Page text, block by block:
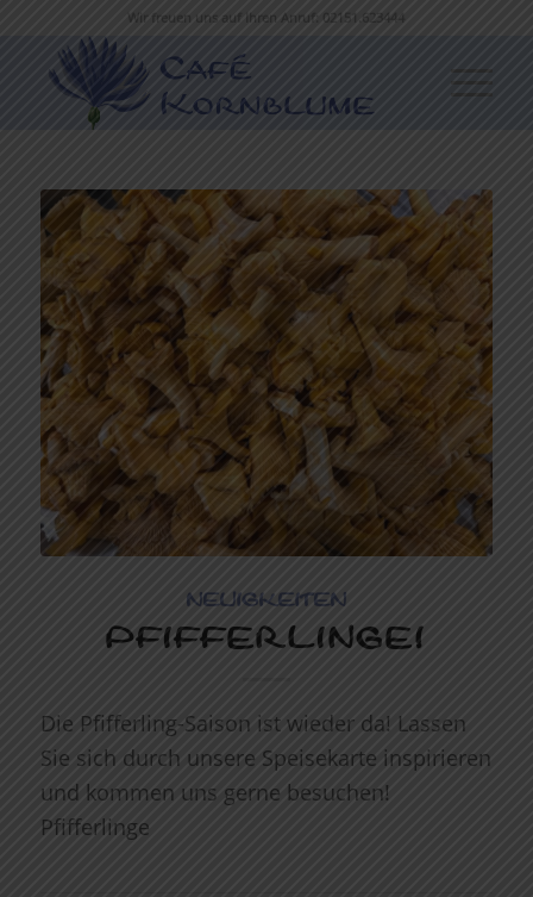
Wir freuen uns auf Ihren Anruf: 02151.623444
NEUIGKEITEN
PFIFFERLINGE!
Die Pfifferling-Saison ist wieder da! Lassen
Sie sich durch unsere Speisekarte inspirieren
und kommen uns gerne besuchen!
Pfifferlinge